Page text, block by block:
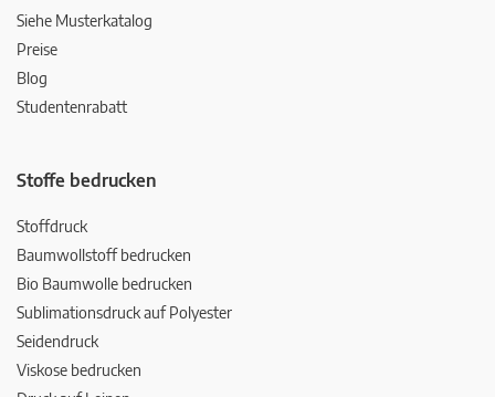
Siehe Musterkatalog
Preise
Blog
Studentenrabatt
Stoffe bedrucken
Stoffdruck
Baumwollstoff bedrucken
Bio Baumwolle bedrucken
Sublimationsdruck auf Polyester
Seidendruck
Viskose bedrucken